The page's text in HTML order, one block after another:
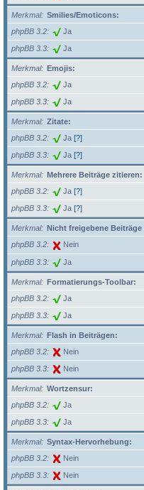
Merkmal
Smilies/Emoticons:
phpBB 3.2
Ja
phpBB 3.3 Ja
Merkmal
Emojis:
phpBB 3.2
Ja
phpBB 3.3 Ja
Merkmal
Zitate:
phpBB 3.2
Ja [?]
phpBB 3.3 Ja [?]
Merkmal
Mehrere Beiträge zitieren:
phpBB 3.2
Ja [?]
phpBB 3.3 Ja [?]
Merkmal
Nicht freigebene
phpBB 3.2
Nein
phpBB 3.3 Ja
Merkmal
Formatierungs-Toolbar:
phpBB 3.2
Ja
phpBB 3.3 Ja
Merkmal
Flash in Beiträgen:
phpBB 3.2
Nein
phpBB 3.3 Nein
Merkmal
Wortzensur:
phpBB 3.2
Ja
phpBB 3.3 Ja
Merkmal
Syntax-Hervorhebung:
phpBB 3.2
Nein
phpBB 3.3 Nein